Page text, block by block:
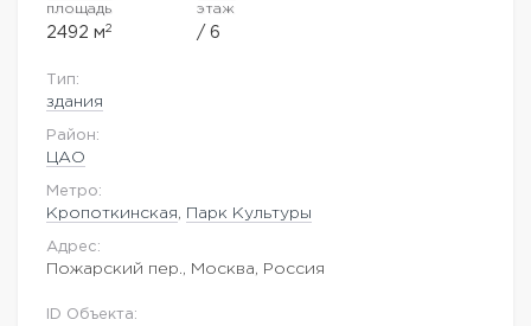
площадь
2492 м2
этаж
/ 6
Тип:
здания
Район:
ЦАО
Метро:
Кропоткинская Парк Культуры
Адрес:
Пожарский пер., Москва, Россия
ID Объекта: